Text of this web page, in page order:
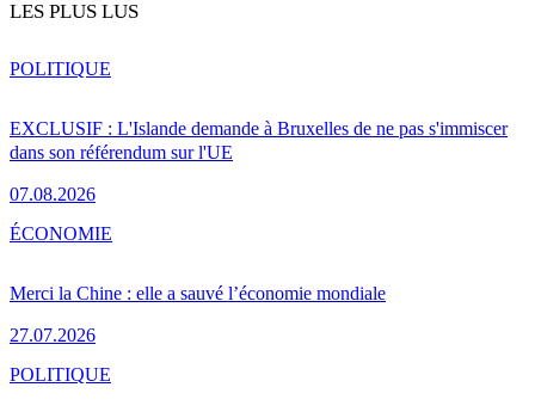
LES PLUS LUS
EXCLUSIF : L'Islande demande à Bruxelles de ne pas s'immiscer
dans son référendum sur l'UE
07.08.2026
POLITIQUE
Merci la Chine : elle a sauvé l’économie mondiale
27.07.2026
ÉCONOMIE
POLITIQUE